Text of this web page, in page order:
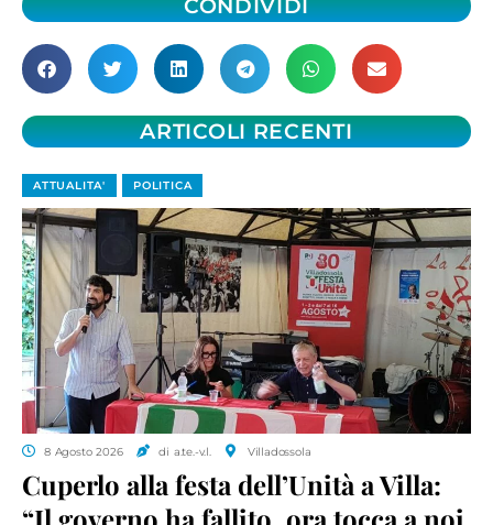
CONDIVIDI
ARTICOLI RECENTI
ATTUALITA' POLITICA
8 Agosto 2026 di a.te.-v.l. Villadossola
Cuperlo alla festa dell’Unità a Villa: